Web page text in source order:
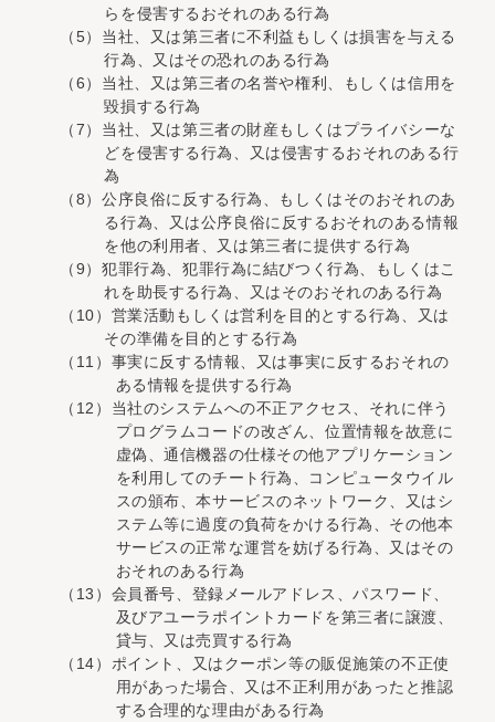
らを侵害するおそれのある行為
（5）当社、又は第三者に不利益もしくは損害を与える
行為、又はその恐れのある行為
（6）当社、又は第三者の名誉や権利、もしくは信用を
毀損する行為
（7）当社、又は第三者の財産もしくはプライバシーな
どを侵害する行為、又は侵害するおそれのある行
為
（8）公序良俗に反する行為、もしくはそのおそれのあ
る行為、又は公序良俗に反するおそれのある情報
を他の利用者、又は第三者に提供する行為
（9）犯罪行為、犯罪行為に結びつく行為、もしくはこ
れを助長する行為、又はそのおそれのある行為
（10）営業活動もしくは営利を目的とする行為、又は
その準備を目的とする行為
（11）事実に反する情報、又は事実に反するおそれの
ある情報を提供する行為
（12）当社のシステムへの不正アクセス、それに伴う
プログラムコードの改ざん、位置情報を故意に
虚偽、通信機器の仕様その他アプリケーション
を利用してのチート行為、コンピュータウイル
スの頒布、本サービスのネットワーク、又はシ
ステム等に過度の負荷をかける行為、その他本
サービスの正常な運営を妨げる行為、又はその
おそれのある行為
（13）会員番号、登録メールアドレス、パスワード、
及びアユーラポイントカードを第三者に譲渡、
貸与、又は売買する行為
（14）ポイント、又はクーポン等の販促施策の不正使
用があった場合、又は不正利用があったと推認
する合理的な理由がある行為